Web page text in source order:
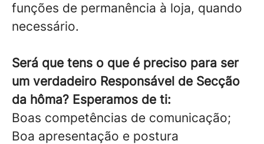
funções de permanência à loja, quando
necessário.
Será que tens o que é preciso para ser
um verdadeiro Responsável de Secção
da hôma? Esperamos de ti:
Boas competências de comunicação;
Boa apresentação e postura